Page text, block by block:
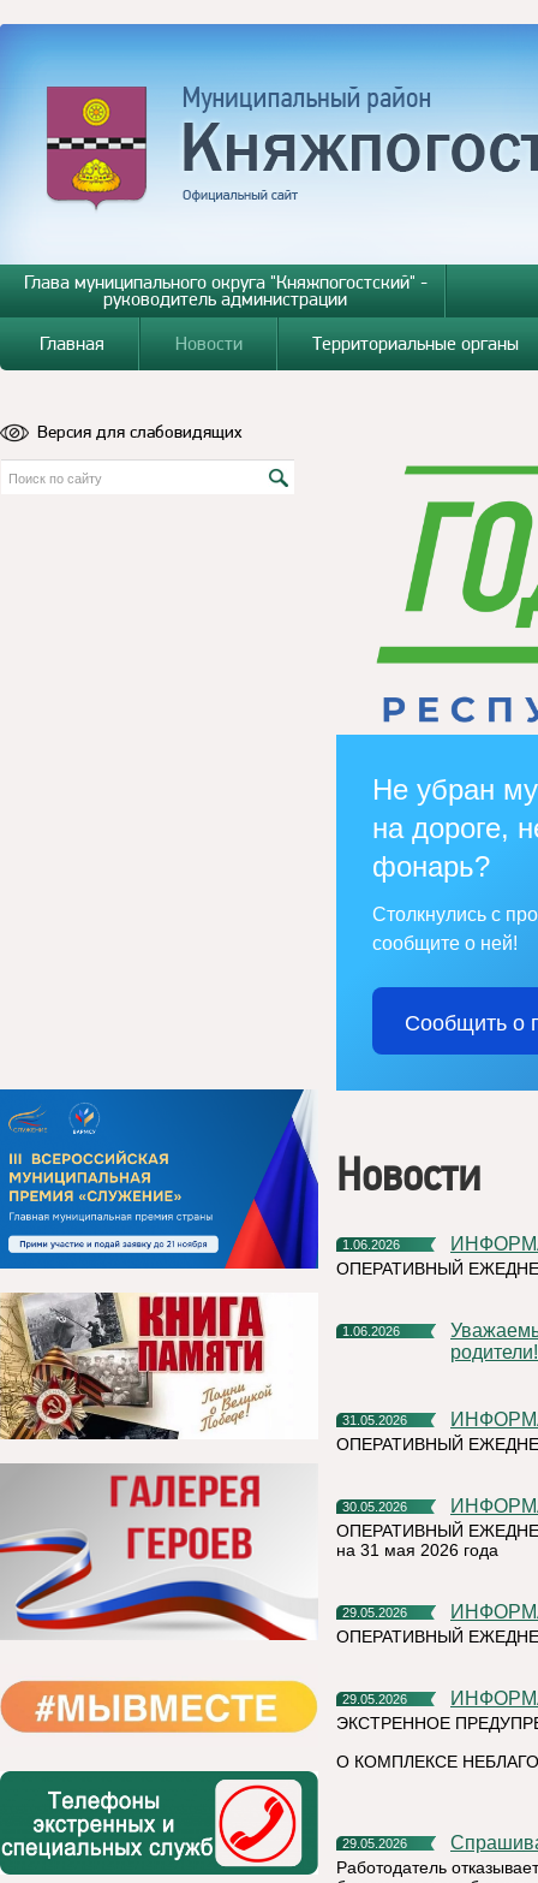
Глава муниципального округа "Княжпогостский" -
руководитель администрации
Главная
Новости Территориальные органы
Версия для слабовидящих
Не убран
на дороге,
фонарь?
Столкнулись с
сообщите о ней!
Сообщить о
Новости
1.06.2026
ОПЕРАТИВНЫЙ
1.06.2026
Уважаемые жители Княжпогостского округа! Дорогие ребята и
родители!
31.05.2026
ОПЕРАТИВНЫЙ
30.05.2026
ОПЕРАТИВНЫЙ
на 31 мая 2026 года
29.05.2026
ОПЕРАТИВНЫЙ
29.05.2026
ЭКСТРЕННОЕ
О КОМПЛЕКСЕ
29.05.2026
Работодатель